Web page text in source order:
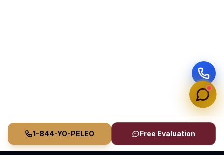
1-844-YO-PELEO Free Evaluation